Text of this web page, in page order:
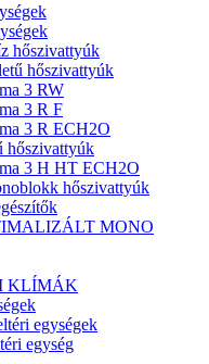
hőszivattyúk
hőszivattyúk
3 RW
3 R F
3 R ECH2O
hőszivattyúk
3 H HT ECH2O
hőszivattyúk
MONO
KLÍMÁK
egységek
egység